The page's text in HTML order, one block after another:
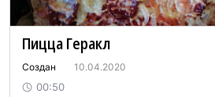
Пицца Геракл
Создан 10.04.2020
00:50